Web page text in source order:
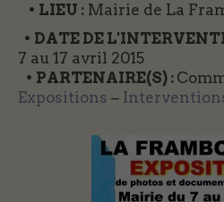
• LIEU : Mairie de La
• DATE DE
7 au 17 avril 2015
• PARTENAIRE(S) :
Expositions –